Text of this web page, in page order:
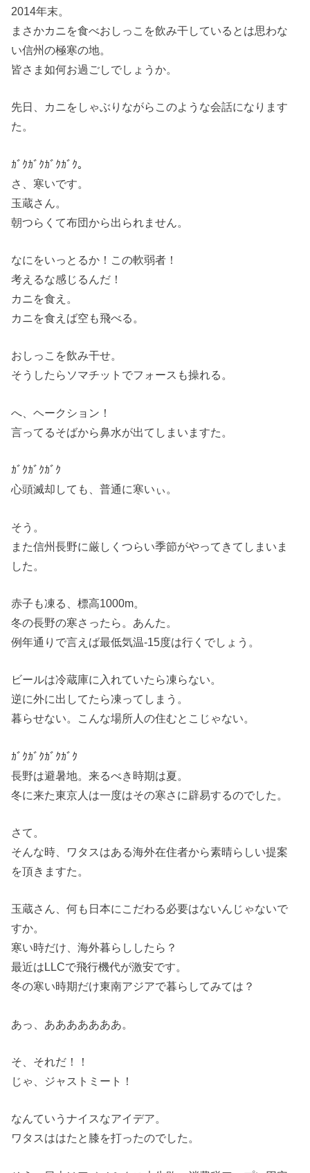
2014年末。
まさかカニを食べおしっこを飲み干しているとは思わな
い信州の極寒の地。
皆さま如何お過ごしでしょうか。
先日、カニをしゃぶりながらこのような会話になります
た。
ｶﾞｸｶﾞｸｶﾞｸｶﾞｸ。
さ、寒いです。
玉蔵さん。
朝つらくて布団から出られません。
なにをいっとるか！この軟弱者！
考えるな感じるんだ！
カニを食え。
カニを食えば空も飛べる。
おしっこを飲み干せ。
そうしたらソマチットでフォースも操れる。
へ、ヘークション！
言ってるそばから鼻水が出てしまいますた。
ｶﾞｸｶﾞｸｶﾞｸ
心頭滅却しても、普通に寒いぃ。
そう。
また信州長野に厳しくつらい季節がやってきてしまいま
した。
赤子も凍る、標高1000m。
冬の長野の寒さったら。あんた。
例年通りで言えば最低気温-15度は行くでしょう。
ビールは冷蔵庫に入れていたら凍らない。
逆に外に出してたら凍ってしまう。
暮らせない。こんな場所人の住むとこじゃない。
ｶﾞｸｶﾞｸｶﾞｸｶﾞｸ
長野は避暑地。来るべき時期は夏。
冬に来た東京人は一度はその寒さに辟易するのでした。
さて。
そんな時、ワタスはある海外在住者から素晴らしい提案
を頂きますた。
玉蔵さん、何も日本にこだわる必要はないんじゃないで
すか。
寒い時だけ、海外暮らししたら？
最近はLLCで飛行機代が激安です。
冬の寒い時期だけ東南アジアで暮らしてみては？
あっ、あああああああ。
そ、それだ！！
じゃ、ジャストミート！
なんていうナイスなアイデア。
ワタスははたと膝を打ったのでした。